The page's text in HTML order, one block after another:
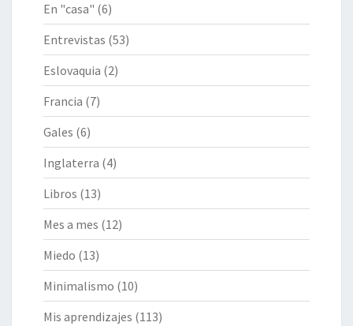
En "casa" (6)
Entrevistas (53)
Eslovaquia (2)
Francia (7)
Gales (6)
Inglaterra (4)
Libros (13)
Mes a mes (12)
Miedo (13)
Minimalismo (10)
Mis aprendizajes (113)